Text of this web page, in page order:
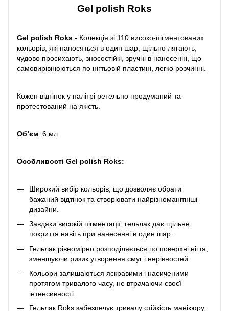
Gel polish Roks
Gel polish Roks - Колекція зі 110 високо-пігментованих
кольорів, які наносяться в один шар, щільно лягають,
чудово просихають, зносостійкі, зручні в нанесенні, що
самовирівнюються по нігтьовій пластині, легко розчинні.
Кожен відтінок у палітрі ретельно продуманий та
протестований на якість.
Обʼєм: 6 мл
Особливості Gel polish Roks:
Широкий вибір кольорів, що дозволяє обрати
бажаний відтінок та створювати найрізноманітніші
дизайни.
Завдяки високій пігментації, гельлак дає щільне
покриття навіть при нанесенні в один шар.
Гельлак рівномірно розподіляється по поверхні нігтя,
зменшуючи ризик утворення смуг і нерівностей.
Кольори залишаються яскравими і насиченими
протягом тривалого часу, не втрачаючи своєї
інтенсивності.
Гельлак Roks забезпечує тривалу стійкість манікюру,